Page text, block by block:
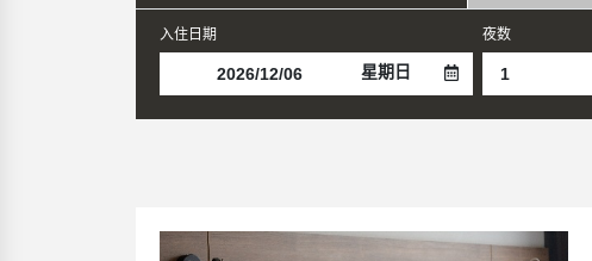
入住日期
星期日
夜数